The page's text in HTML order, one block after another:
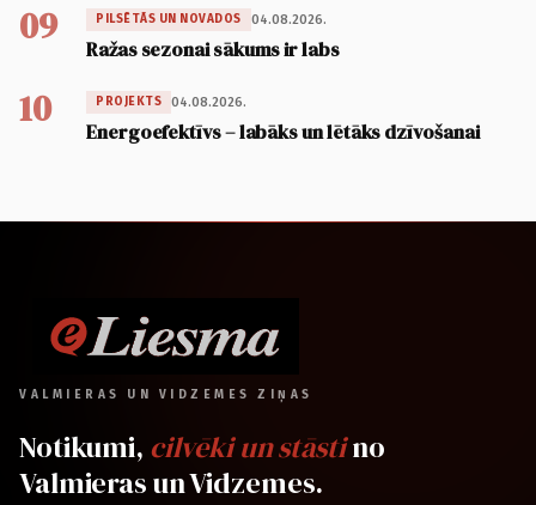
09 PILSĒTĀS UN NOVADOS 04.08.2026.
Ražas sezonai sākums ir labs
10 PROJEKTS 04.08.2026.
Energoefektīvs – labāks un lētāks dzīvošanai
VALMIERAS UN VIDZEMES ZIŅAS
Notikumi, cilvēki un stāstino
Valmieras un Vidzemes.